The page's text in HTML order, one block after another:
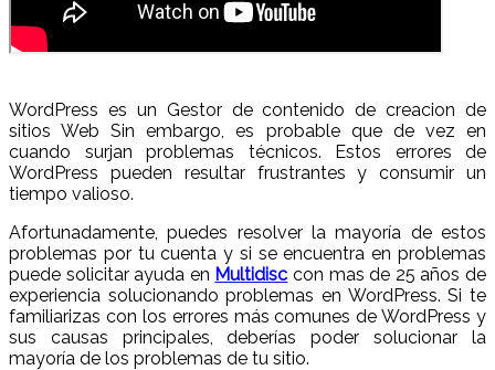
WordPress es un Gestor de contenido de creacion de
sitios Web Sin embargo, es probable que de vez en
cuando surjan problemas técnicos. Estos errores de
WordPress pueden resultar frustrantes y consumir un
tiempo valioso.
Afortunadamente, puedes resolver la mayoría de estos
problemas por tu cuenta y si se encuentra en problemas
puede solicitar ayuda en Multidisc con mas de 25 años de
experiencia solucionando problemas en WordPress. Si te
familiarizas con los errores más comunes de WordPress y
sus causas principales, deberías poder solucionar la
mayoría de los problemas de tu sitio.